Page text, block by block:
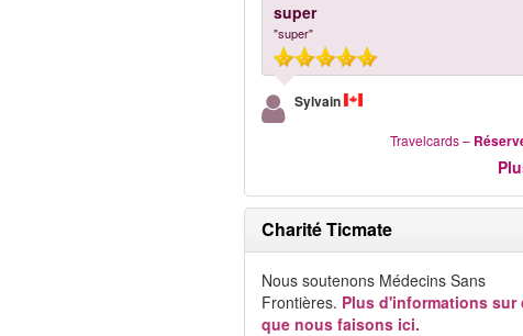
super
"super"
Sylvain
Travelcards–
Charité Ticmate
Nous soutenons Médecins Sans
Frontières. Plus d'informations sur
que nous faisons ici.